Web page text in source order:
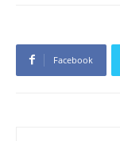
Facebook